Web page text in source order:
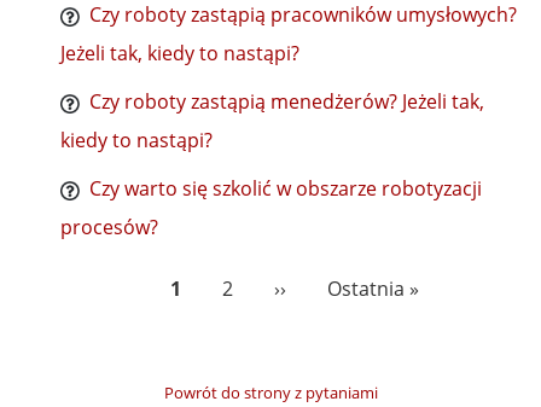
Czy roboty zastąpią pracowników umysłowych?
Jeżeli tak, kiedy to nastąpi?
Czy roboty zastąpią menedżerów? Jeżeli tak,
kiedy to nastąpi?
Czy warto się szkolić w obszarze robotyzacji
procesów?
Bieżąca
1 Page
2
Następna
››
Ostatnia
Ostatnia »
Powrót do strony z pytaniami